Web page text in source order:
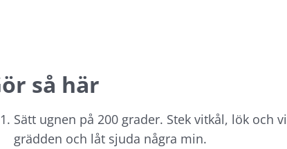
så här
Sätt ugnen på 200 grader. Stek vitkål, lök
grädden och låt sjuda några min.